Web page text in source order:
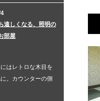
模様が可愛いお部屋
クロスでシックな空間に遊び心を加
ッチンには明るい雰囲気を演出す
遠しくなる、照明の
部屋
はレトロな木目を
。カウンターの側